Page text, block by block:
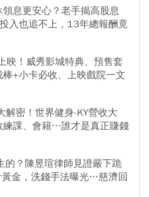
息更安心？老手揭高股息
入也追不上，13年總報酬竟
映！威秀影城特典、預售套
+小卡必收、上映戲院一文
解密！世界健身-KY營收大
練課、會籍…誰才是真正賺錢
的？陳昱瑄律師見證嚴下跪
金，洗錢手法曝光…慈濟回